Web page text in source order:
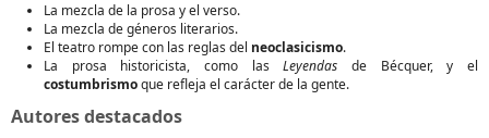
La mezcla de la prosa y el verso.
La mezcla de géneros literarios.
El teatro rompe con las reglas del neoclasicismo.
La prosa historicista, como lasLeyendas de Bécquer, y el
costumbrismoque refleja el carácter de la gente.
Autores destacados